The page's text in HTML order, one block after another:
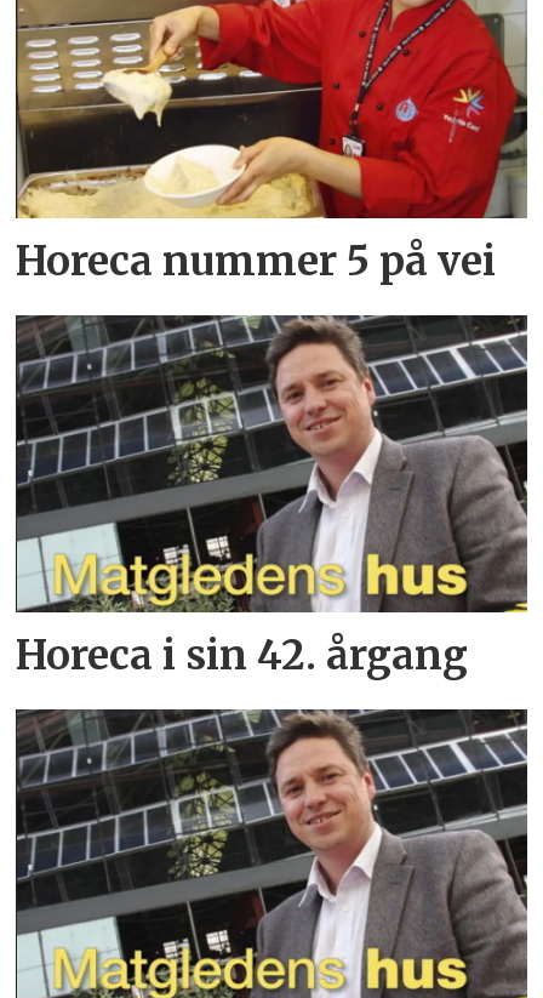
Horeca nummer 5 på vei
Horeca i sin 42. årgang